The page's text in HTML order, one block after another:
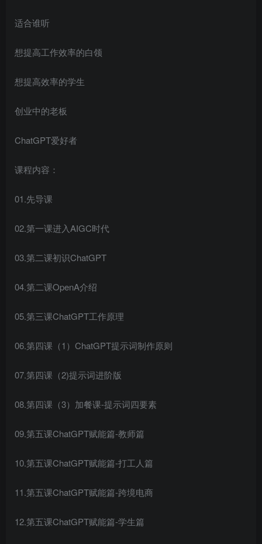
适合谁听
想提高工作效率的白领
想提高效率的学生
创业中的老板
ChatGPT爱好者
课程内容：
01.先导课
02.第一课进入AIGC时代
03.第二课初识ChatGPT
04.第二课OpenA介绍
05.第三课ChatGPT工作原理
06.第四课（1）ChatGPT提示词制作原则
07.第四课（2)提示词进阶版
08.第四课（3）加餐课-提示词四要素
09.第五课ChatGPT赋能篇-教师篇
10.第五课ChatGPT赋能篇-打工人篇
11.第五课ChatGPT赋能篇-跨境电商
12.第五课ChatGPT赋能篇-学生篇